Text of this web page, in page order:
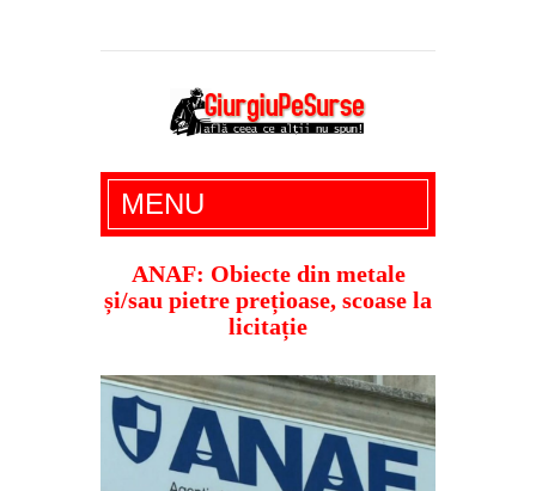
Giurgiu Pe Surse – actualitate giurgiu,
administratie giurgiu, stiri politice, social
economic, editoriale giurgiu, dezvaluiri,
soc, cancan, stiri locale
MENU
ANAF: Obiecte din metale
și/sau pietre prețioase, scoase la
licitație